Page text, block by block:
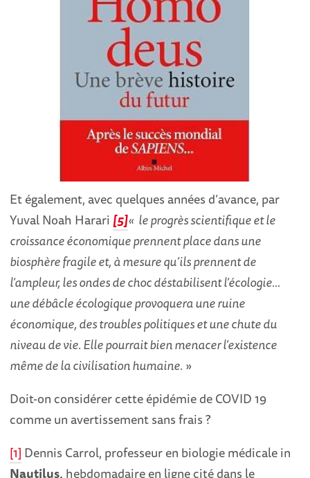
Et également, avec quelques années d’avance, par
Yuval Noah Harari [5]« le progrès scientifique et le
croissance économique prennent place dans une
biosphère fragile et, à mesure qu’ils prennent de
l’ampleur, les ondes de choc déstabilisent l’écologie…
une débâcle écologique provoquera une ruine
économique, des troubles politiques et une chute du
niveau de vie. Elle pourrait bien menacer l’existence
même de la civilisation humaine. »
Doit-on considérer cette épidémie de COVID 19
comme un avertissement sans frais ?
[1] Dennis Carrol, professeur en biologie médicale in
Nautilus, hebdomadaire en ligne cité dans le